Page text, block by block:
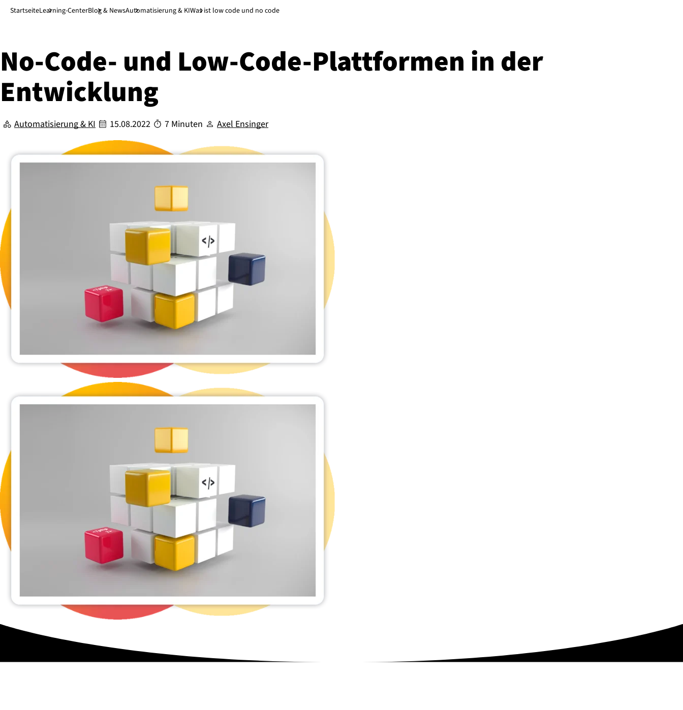
Direkt zum Hauptinhalt↓
StartseiteLearning-CenterBlog & NewsAutomatisierung & KIWas ist low code und no code
No-Code- und Low-Code-Platt­for­men in der
Entwicklung
Automatisierung & KI 15.08.2022 7 Minuten Axel Ensinger